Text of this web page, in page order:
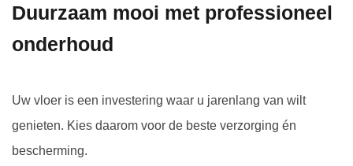
Duurzaam mooi met professioneel
onderhoud
Uw vloer is een investering waar u jarenlang van wilt
genieten. Kies daarom voor de beste verzorging én
bescherming.